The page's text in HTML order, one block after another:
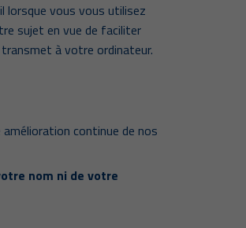
lorsque vous vous utilisez
sujet en vue de faciliter
à votre ordinateur.
continue de nos
nom ni de votre